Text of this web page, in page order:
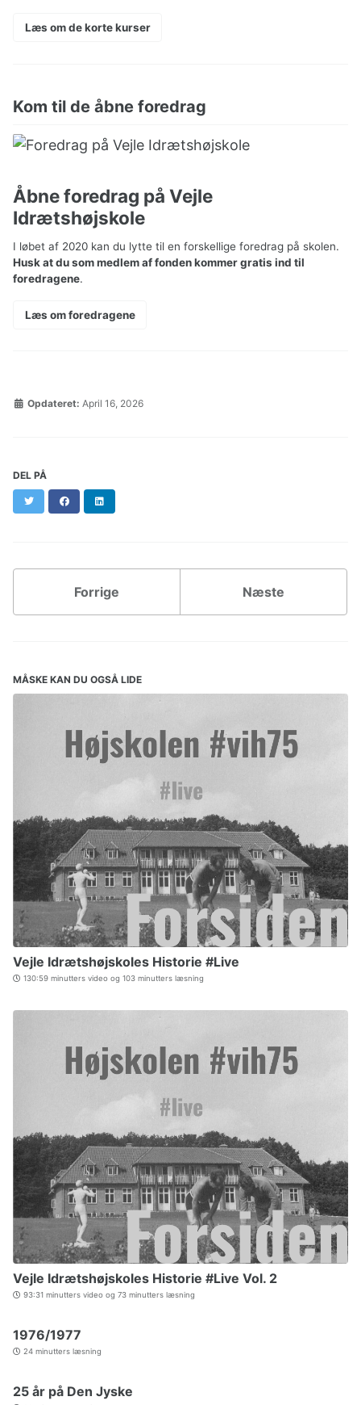
Læs om de korte kurser
Kom til de åbne foredrag
Åbne foredrag på Vejle
Idrætshøjskole
I løbet af 2020 kan du lytte til en forskellige foredrag på skolen.
Husk at du som medlem af fonden kommer gratis ind til
foredragene.
Læs om foredragene
Opdateret: April 16, 2026
DEL PÅ
Twitter Facebook
Forrige Næste
MÅSKE KAN DU OGSÅ LIDE
Vejle Idrætshøjskoles Historie #Live
130:59 minutters video og 103 minutters læsning
Vejle Idrætshøjskoles Historie #Live Vol. 2
93:31 minutters video og 73 minutters læsning
1976/1977
24 minutters læsning
25 år på Den Jyske